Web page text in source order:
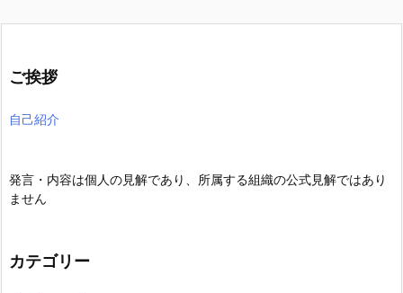
ご挨拶
自己紹介
発言・内容は個人の見解であり、所属する組織の公式見解ではあり
ません
カテゴリー